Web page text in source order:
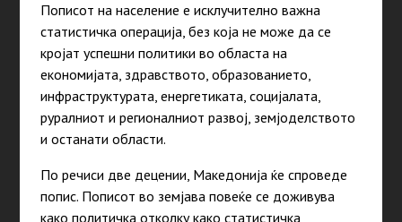
Пописот на население е исклучително важна
статистичка операција, без која не може да се
кројат успешни политики во областа на
економијата, здравството, образованието,
инфраструктурата, енергетиката, социјалата,
руралниот и регионалниот развој, земјоделството
и останати области.
По речиси две децении, Македонија ќе спроведе
попис. Пописот во земјава повеќе се доживува
како политичка отколку како статистичка